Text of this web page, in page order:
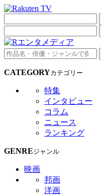
CATEGORYカテゴリー
特集
インタビュー
コラム
ニュース
ランキング
GENREジャンル
映画
邦画
洋画